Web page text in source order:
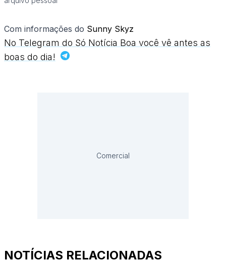
Com informações do Sunny Skyz
No Telegram do Só Notícia Boa você vê antes as
boas do dia!
Comercial
NOTÍCIAS RELACIONADAS